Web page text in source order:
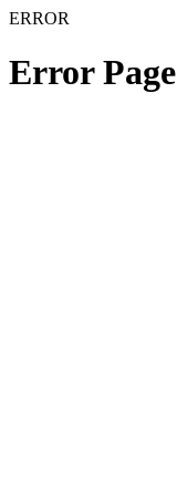
ERROR
Error Page